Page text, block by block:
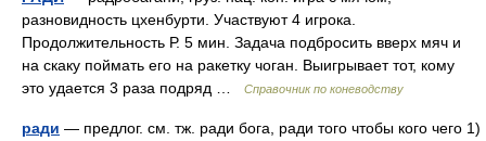
разновидность цхенбурти. Участвуют 4 игрока.
Продолжительность Р. 5 мин. Задача подбросить вверх мяч и
на скаку поймать его на ракетку чоган. Выигрывает тот, кому
это удается 3 раза подряд …
Справочник по коневодству
ради — предлог. см. тж. ради бога, ради того чтобы кого чего 1)